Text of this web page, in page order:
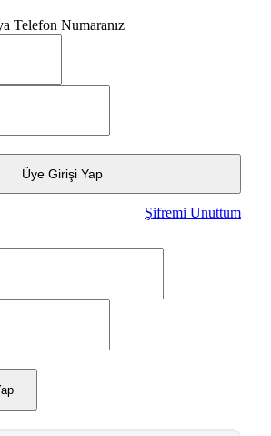
Telefon Numaranız
Üye Girişi Yap
Şifremi Unuttum